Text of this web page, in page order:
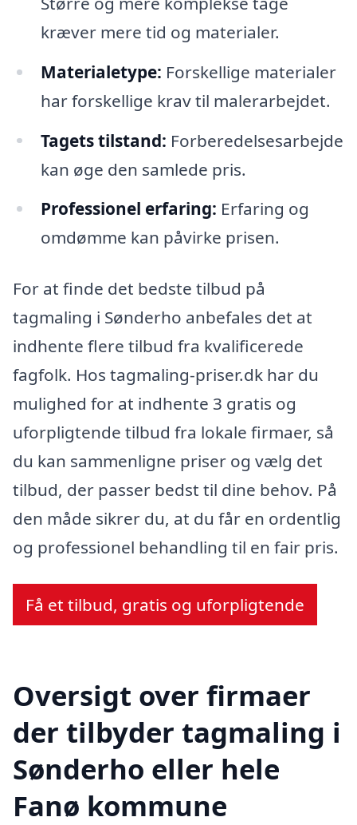
kræver mere tid og materialer.
Materialetype: Forskellige materialer
har forskellige krav til malerarbejdet.
Tagets tilstand: Forberedelsesarbejde
kan øge den samlede pris.
Professionel erfaring: Erfaring og
omdømme kan påvirke prisen.
For at finde det bedste tilbud på
tagmaling i Sønderho anbefales det at
indhente flere tilbud fra kvalificerede
fagfolk. Hos tagmaling-priser.dk har du
mulighed for at indhente 3 gratis og
uforpligtende tilbud fra lokale firmaer, så
du kan sammenligne priser og vælg det
tilbud, der passer bedst til dine behov. På
den måde sikrer du, at du får en ordentlig
og professionel behandling til en fair pris.
Få et tilbud, gratis og uforpligtende
Oversigt over firmaer
der tilbyder tagmaling i
Sønderho eller hele
Fanø kommune